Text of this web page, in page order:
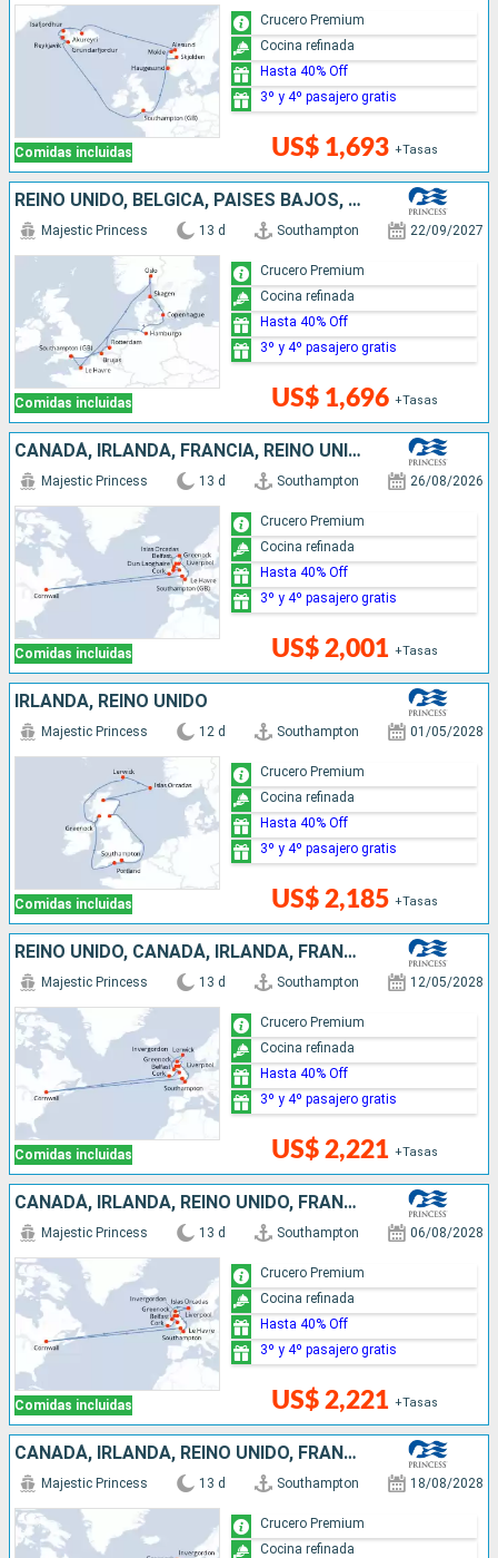
Comidas incluidas US$ 1,693 +Tasas
Crucero Premium
Cocina refinada
Hasta 40% Off
3º y 4º pasajero gratis
REINO UNIDO, BÉLGICA, PAISES BAJOS, NORUEGA, DINAMARCA, ALEMANIA, FRANCIA
Comidas incluidas
Majestic Princess 13 d Southampton 22/09/2027
US$ 1,696 +Tasas
Crucero Premium
Cocina refinada
Hasta 40% Off
3º y 4º pasajero gratis
CANADÁ, IRLANDA, FRANCIA, REINO UNIDO
Comidas incluidas
Majestic Princess 13 d Southampton 26/08/2026
US$ 2,001 +Tasas
Crucero Premium
Cocina refinada
Hasta 40% Off
3º y 4º pasajero gratis
IRLANDA, REINO UNIDO
Comidas incluidas
Majestic Princess 12 d Southampton 01/05/2028
US$ 2,185 +Tasas
Crucero Premium
Cocina refinada
Hasta 40% Off
3º y 4º pasajero gratis
REINO UNIDO, CANADÁ, IRLANDA, FRANCIA
Comidas incluidas
Majestic Princess 13 d Southampton 12/05/2028
US$ 2,221 +Tasas
Crucero Premium
Cocina refinada
Hasta 40% Off
3º y 4º pasajero gratis
CANADÁ, IRLANDA, REINO UNIDO, FRANCIA
Comidas incluidas
Majestic Princess 13 d Southampton 06/08/2028
US$ 2,221 +Tasas
Crucero Premium
Cocina refinada
Hasta 40% Off
3º y 4º pasajero gratis
CANADÁ, IRLANDA, REINO UNIDO, FRANCIA
Majestic Princess 13 d Southampton 18/08/2028
Crucero Premium
Cocina refinada